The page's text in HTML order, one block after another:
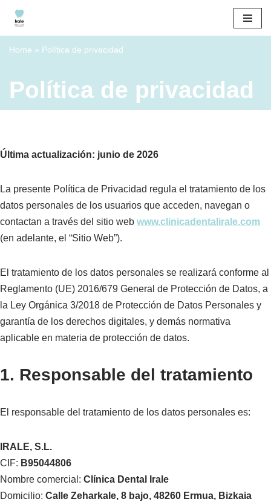
Saltar
al
Home » Política de privacidad
Política de privacidad
Última actualización: junio de 2026
La presente Política de Privacidad regula el tratamiento de los
datos personales de los usuarios que acceden, navegan o
contactan a través del sitio web www.clinicadentalirale.com
(en adelante, el “Sitio Web”).
El tratamiento de los datos personales se realizará conforme al
Reglamento (UE) 2016/679 General de Protección de Datos, a
la Ley Orgánica 3/2018 de Protección de Datos Personales y
garantía de los derechos digitales, y demás normativa
aplicable en materia de protección de datos.
1. Responsable del tratamiento
El responsable del tratamiento de los datos personales es:
IRALE, S.L.
CIF: B95044806
Nombre comercial: Clínica Dental Irale
Domicilio: Calle Zeharkale, 8 bajo, 48260 Ermua, Bizkaia